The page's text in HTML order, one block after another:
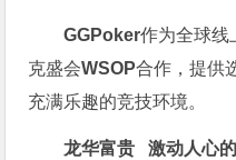
GGPoker作为全球线
克盛会WSOP合作，提供
充满乐趣的竞技环境。
龙华富贵 激动人心的